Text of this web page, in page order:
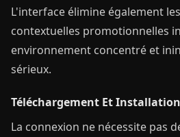
L'interface élimine également
contextuelles promotionnelles
environnement concentré et
sérieux.
Téléchargement Et Installation
La connexion ne nécessite pas